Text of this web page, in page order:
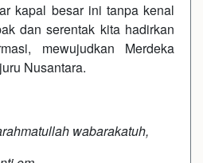
kapal besar ini tanpa kenal
dan serentak kita hadirkan
mewujudkan Merdeka
Nusantara.
wabarakatuh,